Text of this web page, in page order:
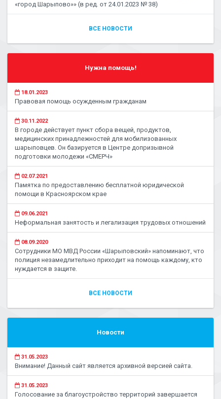
«город Шарыпово»» (в ред. от 24.01.2023 № 38)
ВСЕ НОВОСТИ
Нужна помощь!
18.01.2023
Правовая помощь осужденным гражданам
30.11.2022
В городе действует пункт сбора вещей, продуктов,
медицинских принадлежностей для мобилизованных
шарыповцев. Он базируется в Центре допризывной
подготовки молодежи «СМЕРЧ»
02.07.2021
Памятка по предоставлению бесплатной юридической
помощи в Красноярском крае
09.06.2021
Неформальная занятость и легализация трудовых отношений
08.09.2020
Сотрудники МО МВД России «Шарыповский» напоминают, что
полиция незамедлительно приходит на помощь каждому, кто
нуждается в защите.
ВСЕ НОВОСТИ
Новости
31.05.2023
Внимание! Данный сайт является архивной версией сайта.
31.05.2023
Голосование за благоустройство территорий завершается